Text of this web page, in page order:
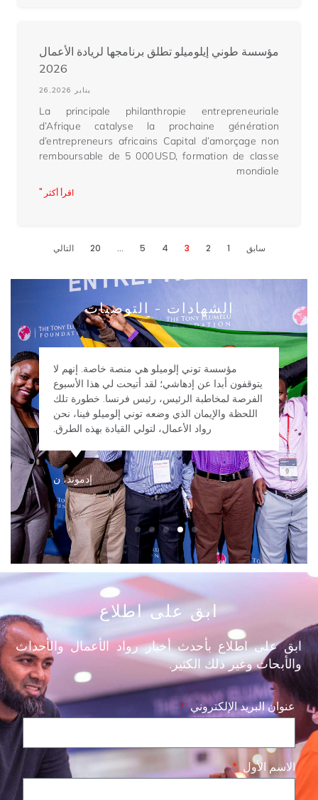
مؤسسة طوني إيلوميلو تطلق برنامجها لريادة الأعمال
2026
يناير 26,2026
La principale philanthropie entrepreneuriale
d’Afrique catalyse la prochaine génération
d’entrepreneurs africains Capital d’amorçage non
remboursable de 5 000 USD, formation de classe
mondiale
اقرأ أكثر "
سابق 1
2
3
4
5
…
20 التالي
الشهادات - التوصيات
مؤسسة توني إلوميلو هي منصة خاصة. إنهم لا
يتوقفون أبدا عن إدهاشي؛ لقد أتيحت لي هذا الأسبوع
الفرصة لمخاطبة الرئيس، رئيس فرنسا. خطورة تلك
اللحظة والإيمان الذي وضعه توني إلوميلو فينا، نحن
رواد الأعمال، لتولي القيادة بهذه الطرق.
إدموند، ن
ابق على اطلاع
ابق على اطلاع بأحدث أخبار رواد الأعمال والأحداث
والأبحاث وغير ذلك الكثير.
عنوان البريد الإلكتروني
الاسم الأول